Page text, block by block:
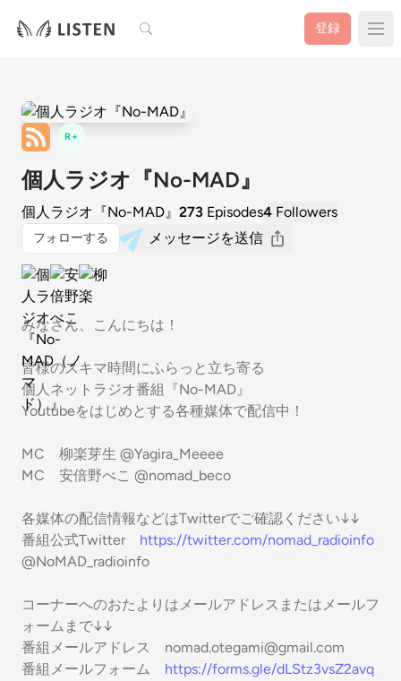
検索 登録
R+
個人ラジオ『No-MAD』
個人ラジオ『No-MAD』 273 Episodes4 Followers
フォローする メッセージを送信
みなさん、こんにちは！
皆様のスキマ時間にふらっと立ち寄る
個人ネットラジオ番組『No-MAD』
Youtubeをはじめとする各種媒体で配信中！
MC 柳楽芽生 @Yagira_Meeee
MC 安倍野べこ @nomad_beco
各媒体の配信情報などはTwitterでご確認ください↓↓
番組公式Twitter https://twitter.com/nomad_radioinfo
@NoMAD_radioinfo
コーナーへのおたよりはメールアドレスまたはメールフ
ォームまで↓↓
番組メールアドレス nomad.otegami@gmail.com
番組メールフォーム https://forms.gle/dLStz3vsZ2avq